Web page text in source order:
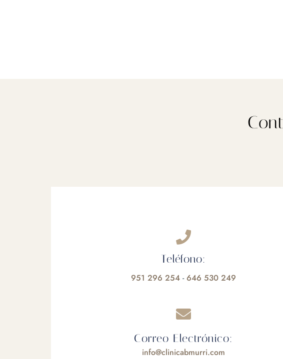
Teléfono:
951 296 254 -646 530 249
Correo Electrónico:
info@clinicabmurri.com